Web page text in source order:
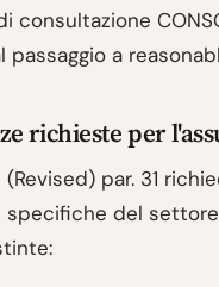
consultazione
passaggio a
richieste per
(Revised) par. 31
del